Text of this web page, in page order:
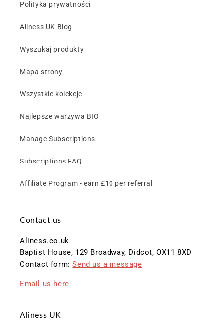
Polityka prywatności
Aliness UK Blog
Wyszukaj produkty
Mapa strony
Wszystkie kolekcje
Najlepsze warzywa BIO
Manage Subscriptions
Subscriptions FAQ
Affiliate Program - earn £10 per referral
Contact us
Aliness.co.uk
Baptist House, 129 Broadway, Didcot, OX11 8XD
Contact form:Send us a message
Email us here
Aliness UK